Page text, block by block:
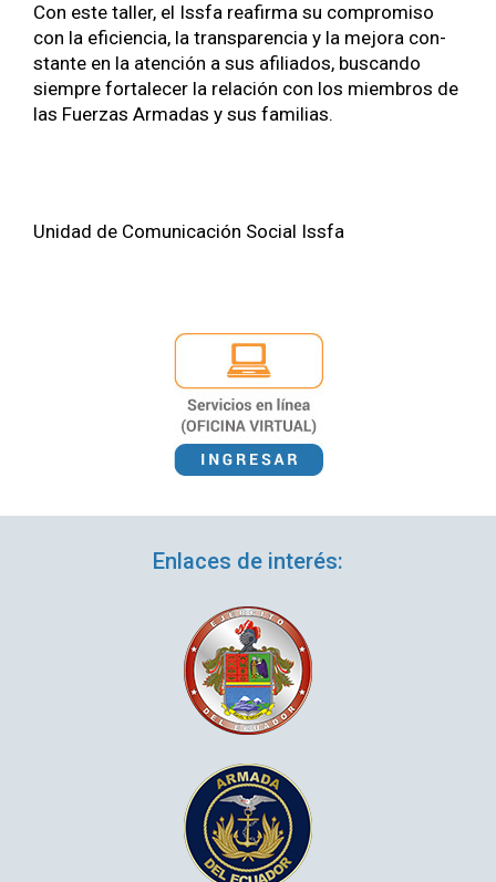
Con este taller, el Iss­fa reafir­ma su com­pro­miso
con la efi­cien­cia, la trans­paren­cia y la mejo­ra con­
stante en la aten­ción a sus afil­i­a­dos, bus­can­do
siem­pre for­t­ale­cer la relación con los miem­bros de
las Fuerzas Armadas y sus famil­ias.
Unidad de Comu­ni­cación Social Iss­fa
Enlaces de interés: